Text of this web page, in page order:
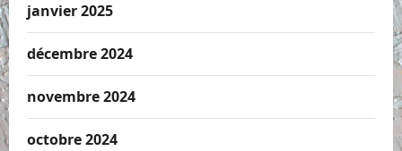
janvier 2025
décembre 2024
novembre 2024
octobre 2024